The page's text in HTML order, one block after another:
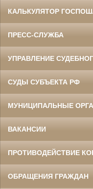
КАЛЬКУЛЯТОР
ПРЕСС-СЛУЖБА
УПРАВЛЕНИЕ
СУДЫ СУБЪЕКТА РФ
МУНИЦИПАЛЬНЫЕ
ВАКАНСИИ
ПРОТИВОДЕЙСТВИЕ
ОБРАЩЕНИЯ ГРАЖДАН